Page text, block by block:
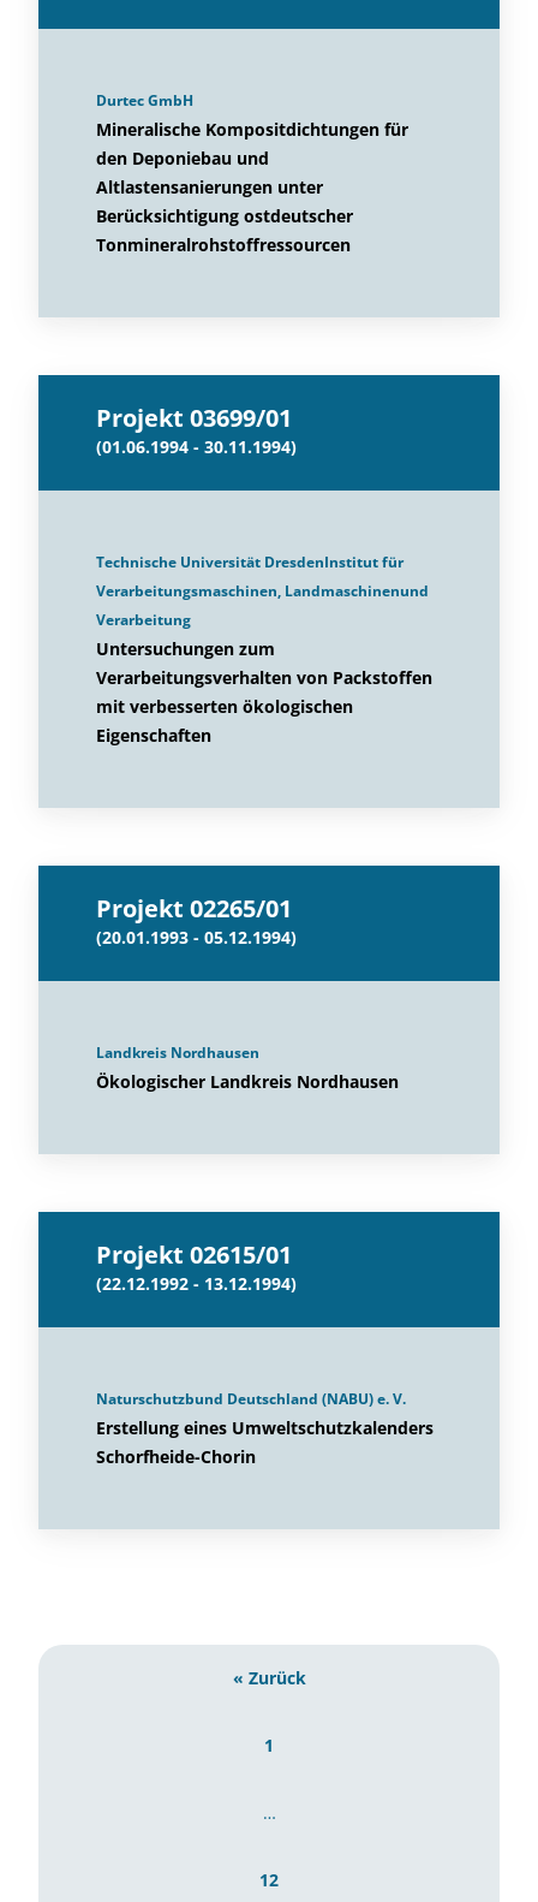
Durtec GmbH
Mineralische Kompositdichtungen für
den Deponiebau und
Altlastensanierungen unter
Berücksichtigung ostdeutscher
Tonmineralrohstoffressourcen
Projekt 03699/01
(01.06.1994 - 30.11.1994)
Technische Universität DresdenInstitut für
Verarbeitungsmaschinen, Landmaschinenund
Verarbeitung
Untersuchungen zum
Verarbeitungsverhalten von Packstoffen
mit verbesserten ökologischen
Eigenschaften
Projekt 02265/01
(20.01.1993 - 05.12.1994)
Landkreis Nordhausen
Ökologischer Landkreis Nordhausen
Projekt 02615/01
(22.12.1992 - 13.12.1994)
Naturschutzbund Deutschland (NABU) e. V.
Erstellung eines Umweltschutzkalenders
Schorfheide-Chorin
« Zurück
1
…
12